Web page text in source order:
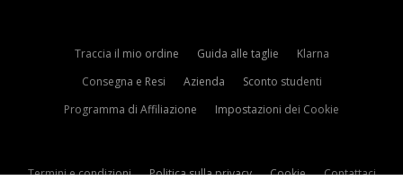
Traccia il mio ordine Guida alle taglie
Klarna
Consegna e Resi
Azienda
Sconto studenti
Programma di Affiliazione
Impostazioni dei Cookie
Termini e condizioni Politica sulla privacy Cookie Contattaci